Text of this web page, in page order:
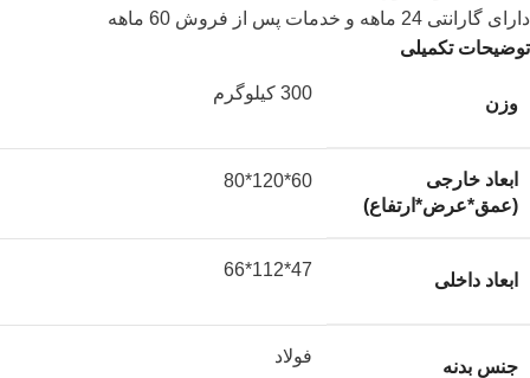
دارای گارانتی 24 ماهه و خدمات پس از فروش 60 ماهه
توضیحات تکمیلی
وزن
300 کیلوگرم
ابعاد خارجی
(عمق*عرض*ارتفاع)
60*120*80
ابعاد داخلی
47*112*66
جنس بدنه
فولاد